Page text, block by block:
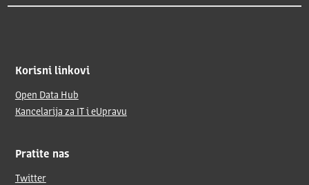
Korisni linkovi
Open Data Hub
Kancelarija za IT i eUpravu
Pratite nas
Twitter